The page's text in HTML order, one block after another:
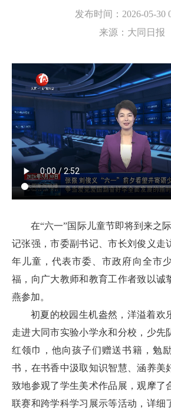
发布时间： 2026-05-30
来源： 大同日报
在“六一”国际儿童节即将到来之
记张强，市委副书记、市长刘俊义走
年儿童，代表市委、市政府向全市
福，向广大教师和教育工作者致以诚
燕参加。
初夏的校园生机盎然，洋溢着欢
走进大同市实验小学永和分校，少先
红领巾，他向孩子们赠送书籍，勉
书，在书香中汲取知识智慧、涵养美
致地参观了学生美术作品展，观摩了
联赛和跨学科学习展示等活动，详细